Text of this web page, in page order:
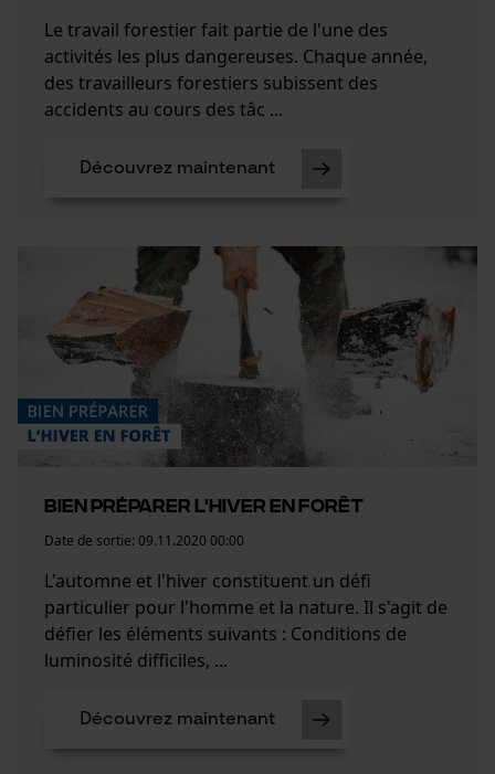
Le travail forestier fait partie de l'une des
activités les plus dangereuses. Chaque année,
des travailleurs forestiers subissent des
accidents au cours des tâc ...
Découvrez maintenant
Bien préparer l'hiver en forêt
Date de sortie: 09.11.2020 00:00
L'automne et l'hiver constituent un défi
particulier pour l'homme et la nature. Il s'agit de
défier les éléments suivants : Conditions de
luminosité difficiles, ...
Découvrez maintenant